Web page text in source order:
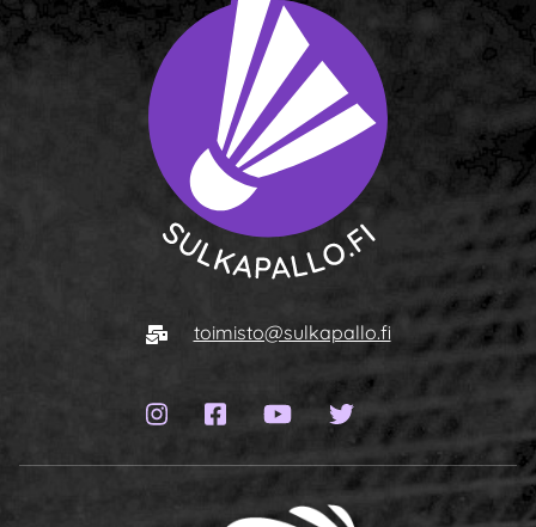
E-mailtoimisto@sulkapallo.fi
Instagram page
Facebook page
YouTube channel
Twitter page